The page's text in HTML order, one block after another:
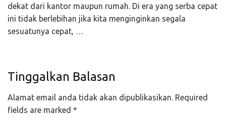
dekat dari kantor maupun rumah. Di era yang serba cepat
ini tidak berlebihan jika kita menginginkan segala
sesuatunya cepat, …
Tinggalkan Balasan
Alamat email anda tidak akan dipublikasikan. Required
fields are marked *